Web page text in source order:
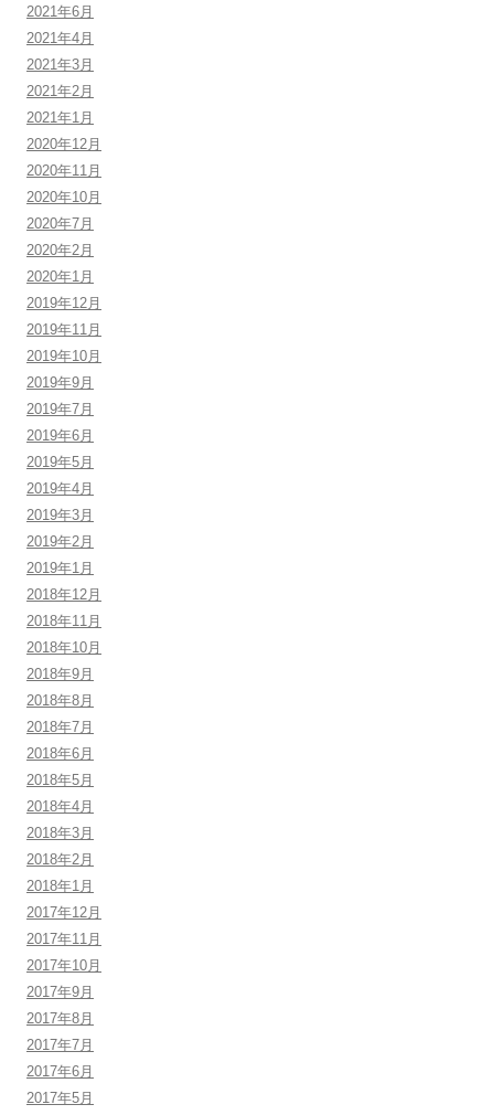
2021年6月
2021年4月
2021年3月
2021年2月
2021年1月
2020年12月
2020年11月
2020年10月
2020年7月
2020年2月
2020年1月
2019年12月
2019年11月
2019年10月
2019年9月
2019年7月
2019年6月
2019年5月
2019年4月
2019年3月
2019年2月
2019年1月
2018年12月
2018年11月
2018年10月
2018年9月
2018年8月
2018年7月
2018年6月
2018年5月
2018年4月
2018年3月
2018年2月
2018年1月
2017年12月
2017年11月
2017年10月
2017年9月
2017年8月
2017年7月
2017年6月
2017年5月